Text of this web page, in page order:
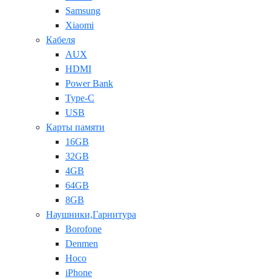
Samsung
Xiaomi
Кабеля
AUX
HDMI
Power Bank
Type-C
USB
Карты памяти
16GB
32GB
4GB
64GB
8GB
Наушники,Гарнитура
Borofone
Denmen
Hoco
iPhone